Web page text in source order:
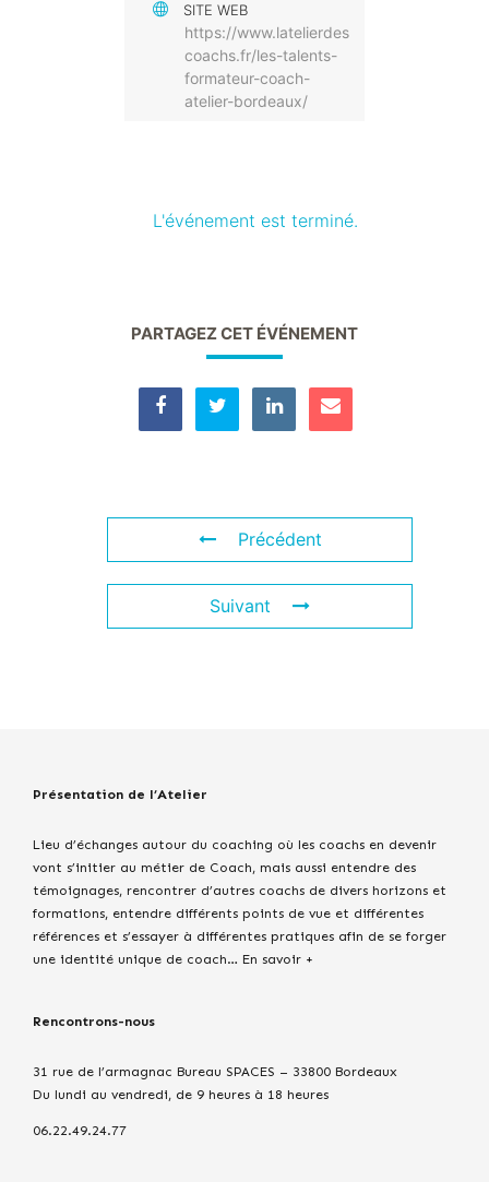
SITE WEB
https://www.latelierdes
coachs.fr/les-talents-
formateur-coach-
atelier-bordeaux/
L'événement est terminé.
PARTAGEZ CET ÉVÉNEMENT
Précédent
Suivant
Présentation de l’Atelier
Lieu d’échanges autour du coaching où les coachs en devenir
vont s’initier au métier de Coach, mais aussi entendre des
témoignages, rencontrer d’autres coachs de divers horizons et
formations, entendre différents points de vue et différentes
références et s’essayer à différentes pratiques afin de se forger
une identité unique de coach… En savoir +
Rencontrons-nous
31 rue de l’armagnac Bureau SPACES – 33800 Bordeaux
Du lundi au vendredi, de 9 heures à 18 heures
06.22.49.24.77